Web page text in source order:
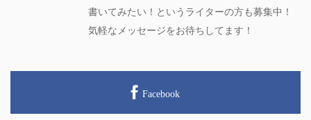
書いてみたい！というライターの方も募集中！
気軽なメッセージをお待ちしてます！
Facebook